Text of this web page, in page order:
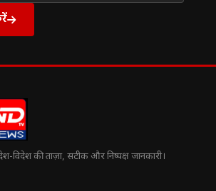
की ताज़ा, सटीक और निष्पक्ष जानकारी।